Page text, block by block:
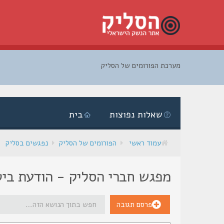
מערכת הפורומים של הסליק
בית שאלות נפוצות
עמוד ראשי הפורומים של הסליק נפגשים בסליק
מפגש חברי הסליק - הודעת
פרסם תגובה